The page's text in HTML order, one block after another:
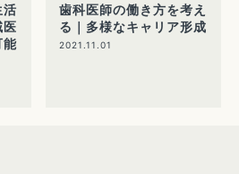
活
医
能
歯科医師の働き方を考え
る｜多様なキャリア形成
2021.11.01